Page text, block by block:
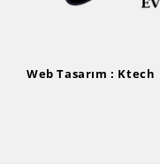
Web Tasarım : Ktech